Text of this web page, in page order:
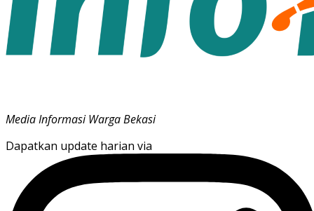
Media Informasi Warga Bekasi
Dapatkan update harian via